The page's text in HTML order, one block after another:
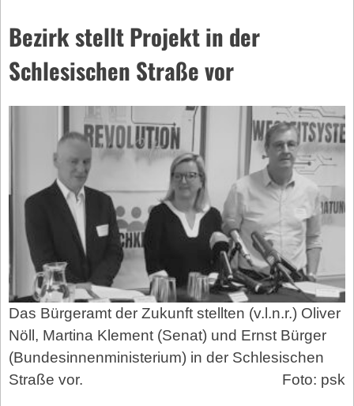
Bezirk stellt Projekt in der
Schlesischen Straße vor
Das Bürgeramt der Zukunft stellten (v.l.n.r.) Oliver
Nöll, Martina Klement (Senat) und Ernst Bürger
(Bundesinnenministerium) in der Schlesischen
Straße vor.
Foto: psk